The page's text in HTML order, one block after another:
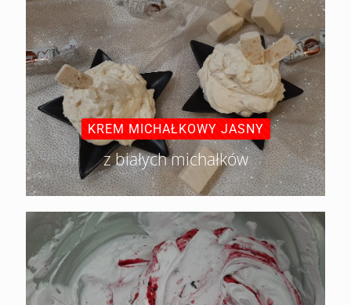
KREM MICHAŁKOWY JASNY
z białych michałków